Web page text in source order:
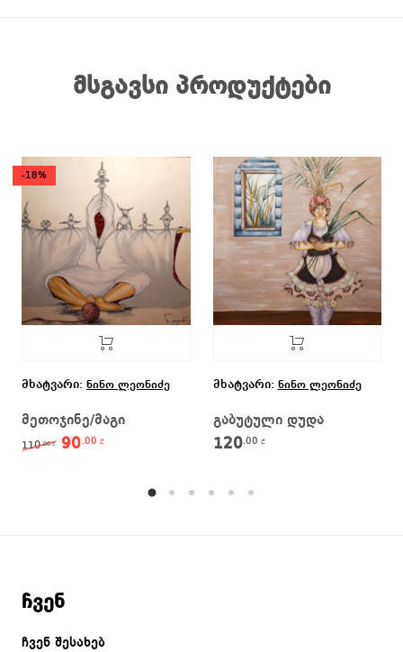
მსგავსი პროდუქტები
-18%
მხატვარი: ნინო ლეონიძე
მეთოჯინე/მაგი
110.00₾ Original price was: 110.00 ₾.
90 .00 ₾ Current price is: 90.00 ₾.
მხატვარი: ნინო ლეონიძე
გაბუტული დუდა
120.00₾
ჩვენ
ჩვენ შესახებ